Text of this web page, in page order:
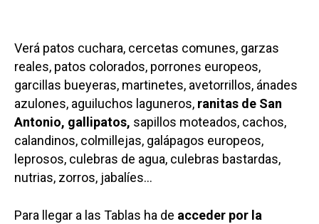
Verá patos cuchara, cercetas comunes, garzas
reales, patos colorados, porrones europeos,
garcillas bueyeras, martinetes, avetorrillos, ánades
azulones, aguiluchos laguneros, ranitas de San
Antonio, gallipatos, sapillos moteados, cachos,
calandinos, colmillejas, galápagos europeos,
leprosos, culebras de agua, culebras bastardas,
nutrias, zorros, jabalíes…
Para llegar a las Tablas ha de acceder por la